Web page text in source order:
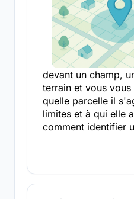
devant un champ,
terrain et vous
quelle parcelle il
limites et à qui elle
comment identifier